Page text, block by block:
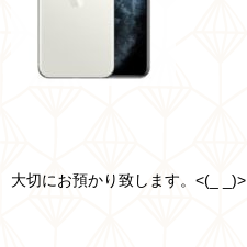
大切にお預かり致します。<(_ _)>